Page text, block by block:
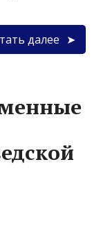
далее